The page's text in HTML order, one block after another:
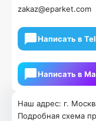
Наш адрес: г.
Подробная схема
zakaz@eparket.com
Написать в
Написать в